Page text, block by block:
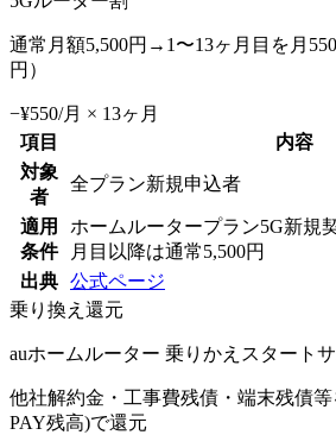
通常月額5,500円→1〜13ヶ月目を月
円）
−¥550/月 × 13ヶ月
項目
内容
対象
者
全プラン新規申込者
適用
条件
ホームルータープラン5G新規
月目以降は通常5,500円
出典 公式ページ
乗り換え還元
auホームルーター 乗りかえスタート
他社解約金・工事費残債・端末残債等
PAY残高)で還元